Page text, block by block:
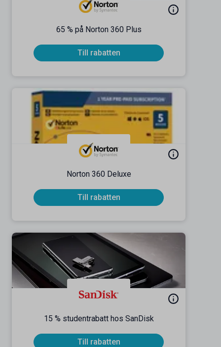
65 % på Norton 360 Plus
Till rabatten
Norton 360 Deluxe
Till rabatten
15 % studentrabatt hos SanDisk
Till rabatten